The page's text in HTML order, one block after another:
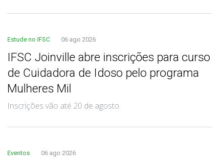
Estude no IFSC 06 ago 2026
IFSC Joinville abre inscrições para curso
de Cuidadora de Idoso pelo programa
Mulheres Mil
Inscrições vão até 20 de agosto.
Eventos 06 ago 2026